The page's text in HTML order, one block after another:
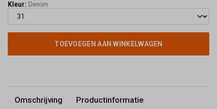
Kleur: Denim
TOEVOEGEN AAN WINKELWAGEN
Omschrijving Productinformatie